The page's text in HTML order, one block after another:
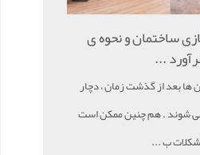
ساختمان و نحوه ی
...
ها بعد از گذشت زمان ، دچار
شوند . هم چنین ممکن است
ب ...